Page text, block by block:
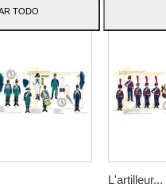
L'artilleur...
TODO